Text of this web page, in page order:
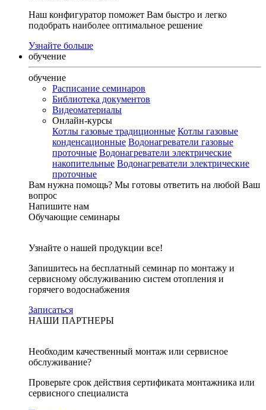
Наш конфигуратор поможет Вам быстро и легко
подобрать наиболее оптимальное решение
Узнайте больше
обучение
обучение
Расписание семинаров
Библиотека документов
Видеоматериалы
Онлайн-курсы
Котлы газовые традиционные Котлы газовые
конденсационные Водонагреватели газовые
проточные Водонагреватели электрические
накопительные Водонагреватели электрические
проточные
Вам нужна помощь? Мы готовы ответить на любой Ваш
вопрос
Напишите нам
Обучающие семинары
Узнайте о нашей продукции все!
Запишитесь на бесплатный семинар по монтажу и
сервисному обслуживанию систем отопления и
горячего водоснабжения
Записаться
НАШИ ПАРТНЕРЫ
Необходим качественный монтаж или сервисное
обслуживание?
Проверьте срок действия сертификата монтажника или
сервисного специалиста